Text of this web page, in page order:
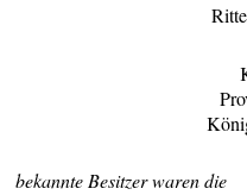
bekannte Besitzer waren die